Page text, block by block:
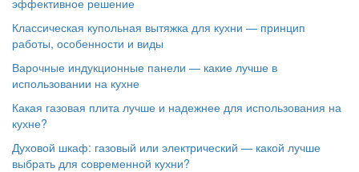
эффективное решение
Классическая купольная вытяжка для кухни — принцип
работы, особенности и виды
Варочные индукционные панели — какие лучше в
использовании на кухне
Какая газовая плита лучше и надежнее для использования на
кухне?
Духовой шкаф: газовый или электрический — какой лучше
выбрать для современной кухни?